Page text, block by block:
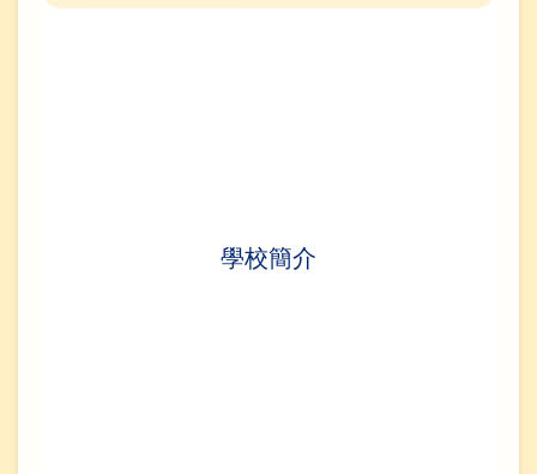
學校簡介